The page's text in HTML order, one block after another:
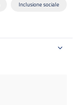
Inclusione sociale